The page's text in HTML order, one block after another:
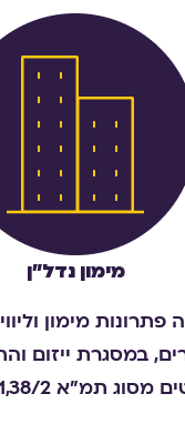
מימון נדל״ן
מימון
במסגרת ייזום
38/1,38/2, פינוי-בינוי.